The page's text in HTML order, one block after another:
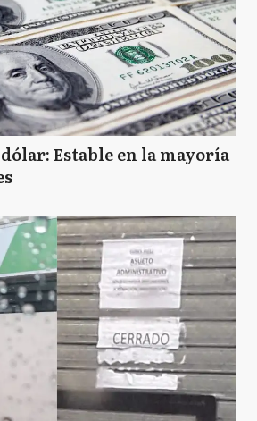
Estable en la mayoría